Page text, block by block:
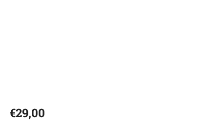
€29,00